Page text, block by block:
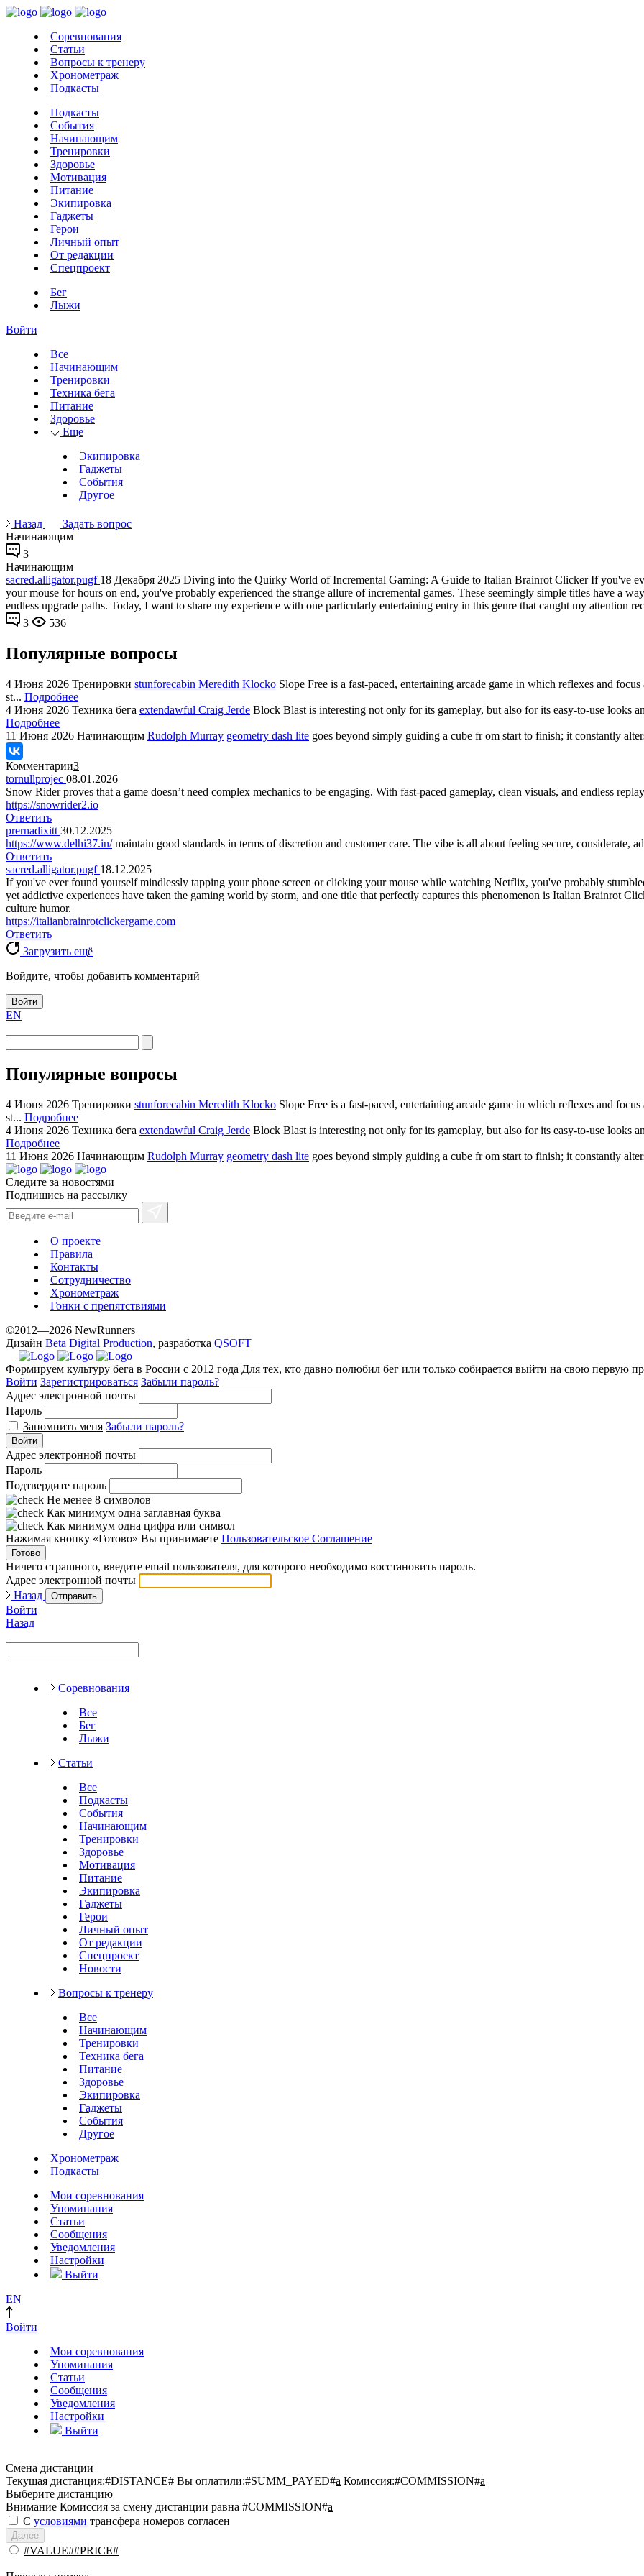
Соревнования
Статьи
Вопросы к тренеру
Хронометраж
Подкасты
Подкасты
События
Начинающим
Тренировки
Здоровье
Мотивация
Питание
Экипировка
Гаджеты
Герои
Личный опыт
От редакции
Спецпроект
Бег
Лыжи
Войти
Все
Начинающим
Тренировки
Техника бега
Питание
Здоровье
Еще
Экипировка
Гаджеты
События
Другое
Назад
Задать вопрос
Начинающим
3
Начинающим
sacred.alligator.pugf 18 Декабря 2025 Diving into the Quirky World of Incremental Gaming: A Guide to Italian Brainrot Clicker If you've
your mouse for hours on end, you've probably experienced the strange allure of incremental games. These seemingly simple titles have a
endless upgrade paths. Today, I want to share my experience with one particularly entertaining entry in this genre that caught my attention
3
536
Популярные вопросы
4 Июня 2026 Тренировки stunforecabin Meredith Klocko Slope Free is a fast-paced, entertaining arcade game in which reflexes and
st... Подробнее
4 Июня 2026 Техника бега extendawful Craig Jerde Block Blast is interesting not only for its gameplay, but also for its easy-to-use looks
Подробнее
11 Июня 2026 Начинающим Rudolph Murray geometry dash lite goes beyond simply guiding a cube fr om start to finish; it constantly
Комментарии3
tornullprojec 08.01.2026
Snow Rider proves that a game doesn’t need complex mechanics to be engaging. With fast-paced gameplay, clean visuals, and endless
https://snowrider2.io
Ответить
prernadixitt 30.12.2025
https://www.delhi37.in/maintain good standards in terms of discretion and customer care. The vibe is all about feeling secure, considerate,
Ответить
sacred.alligator.pugf 18.12.2025
If you've ever found yourself mindlessly tapping your phone screen or clicking your mouse while watching Netflix, you've probably
yet addictive experiences have taken the gaming world by storm, and one title that perfectly captures this phenomenon is Italian Brainrot
culture humor.
https://italianbrainrotclickergame.com
Ответить
Загрузить ещё
Войдите, чтобы добавить комментарий
Войти
EN
Популярные вопросы
4 Июня 2026 Тренировки stunforecabin Meredith Klocko Slope Free is a fast-paced, entertaining arcade game in which reflexes and
st... Подробнее
4 Июня 2026 Техника бега extendawful Craig Jerde Block Blast is interesting not only for its gameplay, but also for its easy-to-use looks
Подробнее
11 Июня 2026 Начинающим Rudolph Murray geometry dash lite goes beyond simply guiding a cube fr om start to finish; it constantly
Следите за новостями
Подпишись на рассылку
О проекте
Правила
Контакты
Сотрудничество
Хронометраж
Гонки с препятствиями
©2012—2026 NewRunners
Дизайн Beta Digital Production, разработка QSOFT
Формируем культуру бега в России с 2012 года Для тех, кто давно полюбил бег или только собирается выйти на свою первую
Войти Зарегистрироваться Забыли пароль?
Адрес электронной почты
Пароль
Запомнить меня Забыли пароль?
Войти
Адрес электронной почты
Пароль
Подтвердите пароль
Не менее 8 символов
Как минимум одна заглавная буква
Как минимум одна цифра или символ
Нажимая кнопку «Готово» Вы принимаете Пользовательское Соглашение
Готово
Ничего страшного, введите email пользователя, для которого необходимо восстановить пароль.
Адрес электронной почты
Назад
Отправить
Войти
Назад
Соревнования
Все
Бег
Лыжи
Статьи
Все
Подкасты
События
Начинающим
Тренировки
Здоровье
Мотивация
Питание
Экипировка
Гаджеты
Герои
Личный опыт
От редакции
Спецпроект
Новости
Вопросы к тренеру
Все
Начинающим
Тренировки
Техника бега
Питание
Здоровье
Экипировка
Гаджеты
События
Другое
Хронометраж
Подкасты
Мои соревнования
Упоминания
Статьи
Сообщения
Уведомления
Настройки
Выйти
EN
Войти
Мои соревнования
Упоминания
Статьи
Сообщения
Уведомления
Настройки
Выйти
Смена дистанции
Текущая дистанция:#DISTANCE# Вы оплатили:#SUMM_PAYED#a Комиссия:#COMMISSION#a
Выберите дистанцию
Внимание Комиссия за смену дистанции равна #COMMISSION#a
С условиями трансфера номеров согласен
Далее
#VALUE##PRICE#